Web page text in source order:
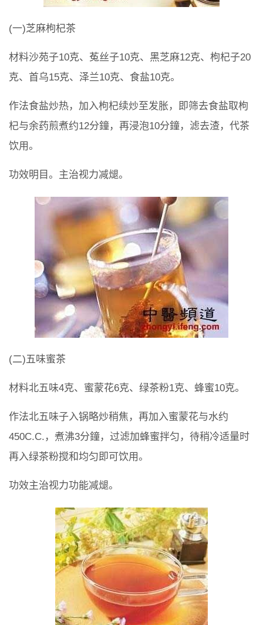
(一)芝麻枸杞茶
材料沙苑子10克、菟丝子10克、黑芝麻12克、枸杞子20
克、首乌15克、泽兰10克、食盐10克。
作法食盐炒热，加入枸杞续炒至发胀，即筛去食盐取枸
杞与余药煎煮约12分鐘，再浸泡10分鐘，滤去渣，代茶
饮用。
功效明目。主治视力减煺。
(二)五味蜜茶
材料北五味4克、蜜蒙花6克、绿茶粉1克、蜂蜜10克。
作法北五味子入锅略炒稍焦，再加入蜜蒙花与水约
450C.C.，煮沸3分鐘，过滤加蜂蜜拌匀，待稍冷适量时
再入绿茶粉搅和均匀即可饮用。
功效主治视力功能减煺。